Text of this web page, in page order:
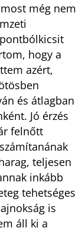
még nem
hogy a
azért,
és átlagban
Jó érzés
felnőtt
teljesen
inkább
tehetséges
is
áll ki a